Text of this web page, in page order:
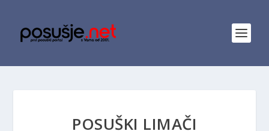
POSUŠKI LIMAČI